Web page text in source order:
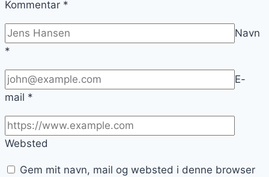
Kommentar *
Navn
*
E-
mail *
Websted
Gem mit navn, mail og websted i denne browser